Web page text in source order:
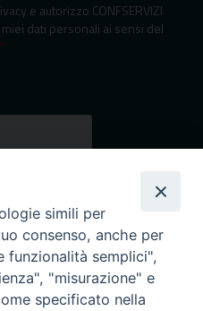
e autorizzo CONFSERVIZI
miei dati personali ai sensi del
*
simili per
consenso, anche per
funzionalità semplici",
"misurazione" e
specificato nella